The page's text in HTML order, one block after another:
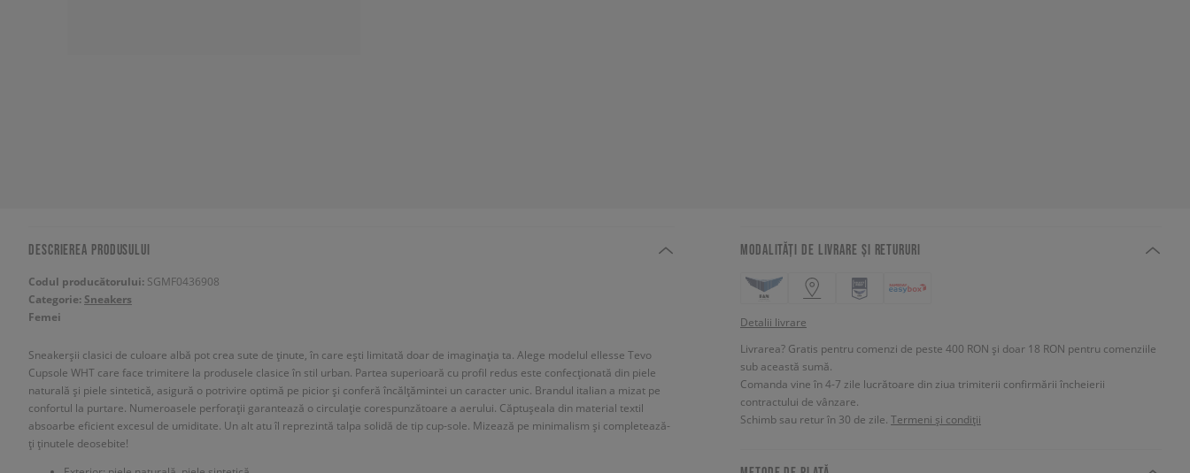
DESCRIEREA PRODUSULUI
Codul producătorului: SGMF0436908
Categorie: Sneakers
Femei
Sneakerșii clasici de culoare albă pot crea sute de ținute, în care ești limitată doar de imaginația ta. Alege modelul ellesse Tevo
Cupsole WHT care face trimitere la produsele clasice în stil urban. Partea superioară cu profil redus este confecționată din piele
naturală și piele sintetică, asigură o potrivire optimă pe picior și conferă încălțămintei un caracter unic. Brandul italian a mizat pe
confortul la purtare. Numeroasele perforații garantează o circulație corespunzătoare a aerului. Căptușeala din material textil
absoarbe eficient excesul de umiditate. Un alt atu îl reprezintă talpa solidă de tip cup-sole. Mizează pe minimalism și completează-
ți ținutele deosebite!
MODALITĂȚI DE LIVRARE ȘI RETURURI
Detalii livrare
Livrarea? Gratis pentru comenzi de peste 400 RON și doar 18 RON pentru comenziile
sub această sumă.
Comanda vine în 4-7 zile lucrătoare din ziua trimiterii confirmării încheierii
contractului de vânzare.
Schimb sau retur în 30 de zile. Termeni și condiții